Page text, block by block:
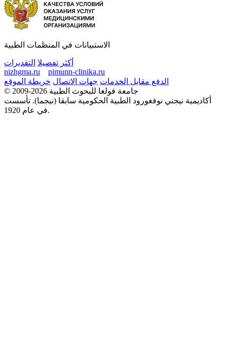
الاستبيانات في المنظمات الطبية
أكثر تفصيلا التقديرات
nizhgma.ru
pimunn-clinika.ru
الدفع مقابل الخدمات جهات الاتصال خريطة الموقع
© 2009-2026 جامعة فولغا للبحوث الطبية
أكاديمية نيجني نوفغورود الطبية الحكومية سابقا (نيجما). تأسست
في عام 1920.